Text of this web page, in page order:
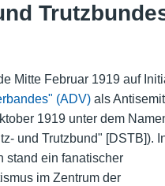
Mitte Februar 1919 auf
(ADV)als
1919 unter dem
und Trutzbund" [DSTB]).
stand ein fanatischer
im Zentrum der